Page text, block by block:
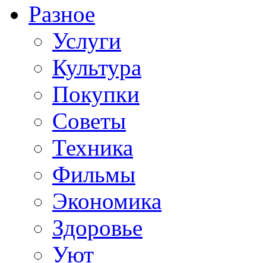
Разное
Услуги
Культура
Покупки
Советы
Техника
Фильмы
Экономика
Здоровье
Уют